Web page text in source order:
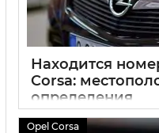
Находится
Corsa:
определения
15 07 2024 0
Opel Corsa